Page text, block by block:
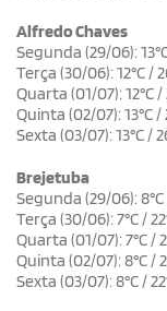
Alfredo Chaves
Segunda (29/06):
Terça (30/06): 12°C /
Quarta (01/07): 12°C
Quinta (02/07): 13°C
Sexta (03/07): 13°C /
Brejetuba
Segunda (29/06):
Terça (30/06): 7°C /
Quarta (01/07): 7°C /
Quinta (02/07): 8°C /
Sexta (03/07): 8°C /